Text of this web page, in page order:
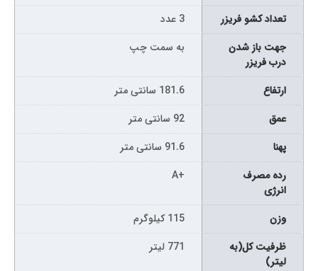
تعداد کشو فریزر
3 عدد
جهت باز شدن
درب فریزر
به سمت چپ
ارتفاع
181.6 سانتی متر
عمق
92 سانتی متر
پهنا
91.6 سانتی متر
رده مصرف
انرژی
+A
وزن
115 کیلوگرم
ظرفیت کل(به
لیتر)
771 لیتر